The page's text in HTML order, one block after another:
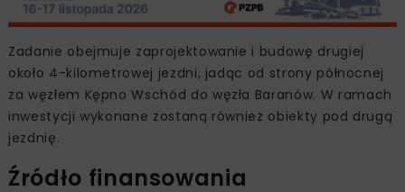
Zadanie obejmuje zaprojektowanie i budowę drugiej
około 4-kilometrowej jezdni, jadąc od strony północnej
za węzłem Kępno Wschód do węzła Baranów. W ramach
inwestycji wykonane zostaną również obiekty pod drugą
jezdnię.
Źródło finansowania